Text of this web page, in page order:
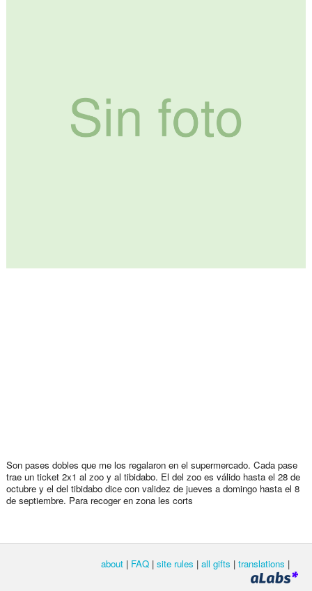
Son pases dobles que me los regalaron en el supermercado. Cada pase
trae un ticket 2x1 al zoo y al tibidabo. El del zoo es válido hasta el 28 de
octubre y el del tibidabo dice con validez de jueves a domingo hasta el 8
de septiembre. Para recoger en zona les corts
about | FAQ | site rules | all gifts | translations |